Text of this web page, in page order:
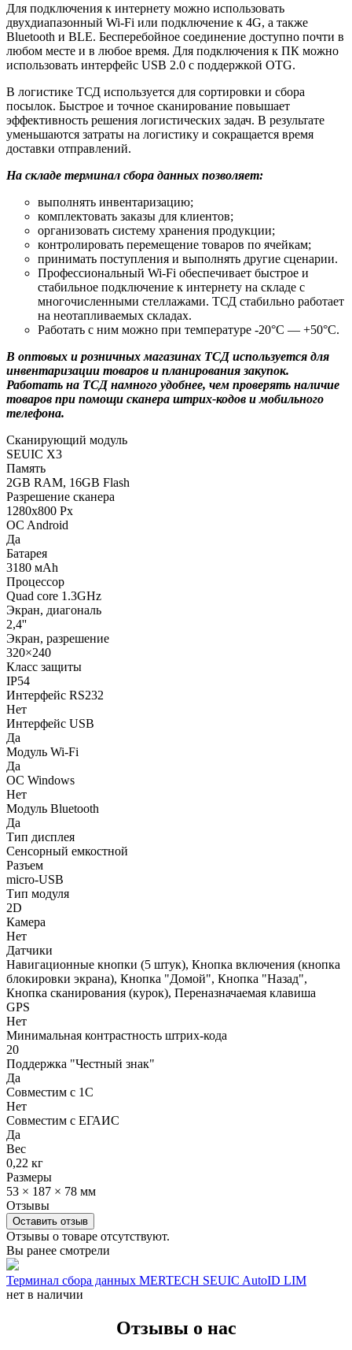
Для подключения к интернету можно использовать
двухдиапазонный Wi-Fi или подключение к 4G, а также
Bluetooth и BLE. Бесперебойное соединение доступно почти в
любом месте и в любое время. Для подключения к ПК можно
использовать интерфейс USB 2.0 с поддержкой OTG.
В логистике ТСД используется для сортировки и сбора
посылок. Быстрое и точное сканирование повышает
эффективность решения логистических задач. В результате
уменьшаются затраты на логистику и сокращается время
доставки отправлений.
На складе терминал сбора данных позволяет:
выполнять инвентаризацию;
комплектовать заказы для клиентов;
организовать систему хранения продукции;
контролировать перемещение товаров по ячейкам;
принимать поступления и выполнять другие сценарии.
Профессиональный Wi-Fi обеспечивает быстрое и
стабильное подключение к интернету на складе с
многочисленными стеллажами. ТСД стабильно работает
на неотапливаемых складах.
Работать с ним можно при температуре -20°C — +50°C.
В оптовых и розничных магазинах ТСД используется для
инвентаризации товаров и планирования закупок.
Работать на ТСД намного удобнее, чем проверять наличие
товаров при помощи сканера штрих-кодов и мобильного
телефона.
Сканирующий модуль
SEUIC X3
Память
2GB RAM, 16GB Flash
Разрешение сканера
1280х800 Px
ОC Android
Да
Батарея
3180 мАh
Процессор
Quad core 1.3GHz
Экран, диагональ
2,4''
Экран, разрешение
320×240
Класс защиты
IP54
Интерфейс RS232
Нет
Интерфейс USB
Да
Модуль Wi-Fi
Да
ОC Windows
Нет
Модуль Bluetooth
Да
Тип дисплея
Сенсорный емкостной
Разъем
micro-USB
Тип модуля
2D
Камера
Нет
Датчики
Навигационные кнопки (5 штук), Кнопка включения (кнопка
блокировки экрана), Кнопка "Домой", Кнопка "Назад",
Кнопка сканирования (курок), Переназначаемая клавиша
GPS
Нет
Минимальная контрастность штрих-кода
20
Поддержка "Честный знак"
Да
Совместим с 1С
Нет
Совместим с ЕГАИС
Да
Вес
0,22 кг
Размеры
53 × 187 × 78 мм
Отзывы
Оставить отзыв
Отзывы о товаре отсутствуют.
Вы ранее смотрели
Терминал сбора данных MERTECH SEUIC AutoID LIM
нет в наличии
Отзывы о нас